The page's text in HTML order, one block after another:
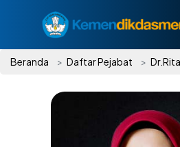
Beranda Daftar Pejabat